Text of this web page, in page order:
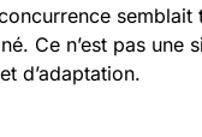
Ce n’est pas une
d’adaptation.